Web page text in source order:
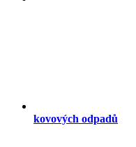
kovových odpadů